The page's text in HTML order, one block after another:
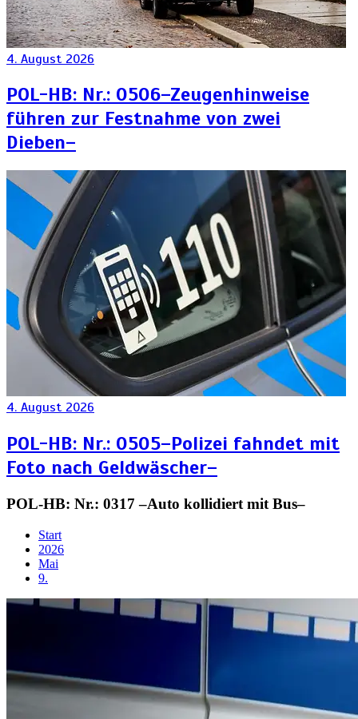
4. August 2026
POL-HB: Nr.: 0506–Zeugenhinweise
führen zur Festnahme von zwei
Dieben–
4. August 2026
POL-HB: Nr.: 0505–Polizei fahndet mit
Foto nach Geldwäscher–
POL-HB: Nr.: 0317 –Auto kollidiert mit Bus–
Start
2026
Mai
9.